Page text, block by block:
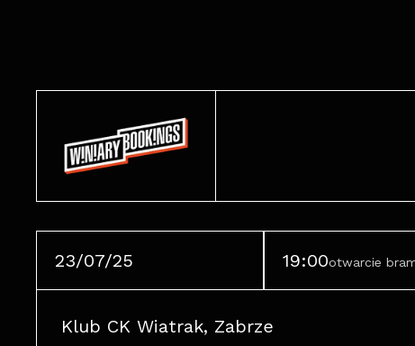
23/07/25 19:00otwarcie
Klub CK Wiatrak, Zabrze